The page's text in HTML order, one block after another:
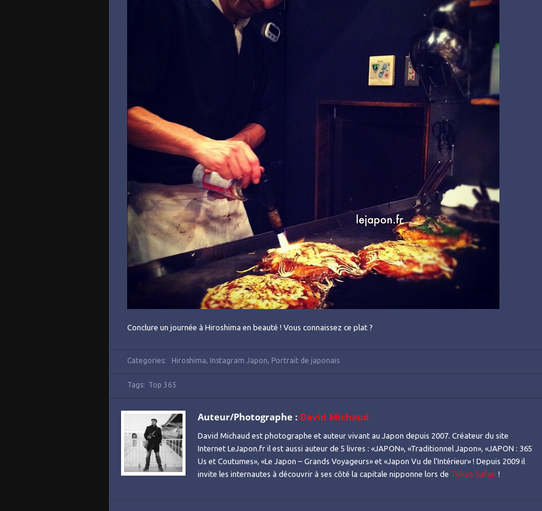
Conclure un journée à Hiroshima en beauté ! Vous connaissez ce plat ?
Categories: Hiroshima, Instagram Japon, Portrait de japonais
Tags: Top 365
Auteur/Photographe : David Michaud
David Michaud est photographe et auteur vivant au Japon depuis 2007. Créateur du site
Internet LeJapon.fr il est aussi auteur de 5 livres : «JAPON», «Traditionnel Japon», «JAPON : 365
Us et Coutumes», «Le Japon – Grands Voyageurs» et «Japon Vu de l’Intérieur» ! Depuis 2009 il
invite les internautes à découvrir à ses côté la capitale nipponne lors de Tokyo Safari !